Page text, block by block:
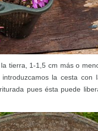
tierra, 1-1,5 cm más o
la cesta con
pues ésta puede